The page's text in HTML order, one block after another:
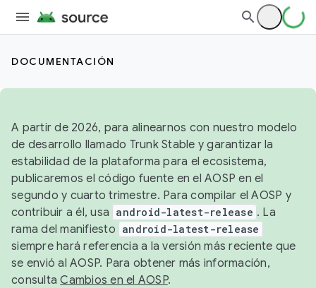
DOCUMENTACIÓN
A partir de 2026, para alinearnos con nuestro modelo
de desarrollo llamado Trunk Stable y garantizar la
estabilidad de la plataforma para el ecosistema,
publicaremos el código fuente en el AOSP en el
segundo y cuarto trimestre. Para compilar el AOSP y
contribuir a él, usa android-latest-release . La
rama del manifiesto android-latest-release
siempre hará referencia a la versión más reciente que
se envió al AOSP. Para obtener más información,
consultaCambios en el AOSP.